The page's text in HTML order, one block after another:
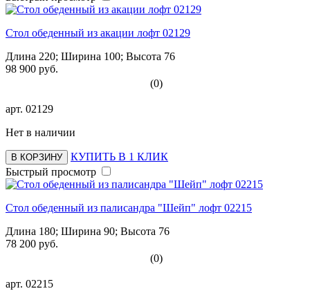
Стол обеденный из акации лофт 02129
Длина 220; Ширина 100; Высота 76
98 900 руб.
(0)
арт. 02129
Нет в наличии
В КОРЗИНУ
КУПИТЬ В 1 КЛИК
Быстрый просмотр
Стол обеденный из палисандра "Шейп" лофт 02215
Длина 180; Ширина 90; Высота 76
78 200 руб.
(0)
арт. 02215